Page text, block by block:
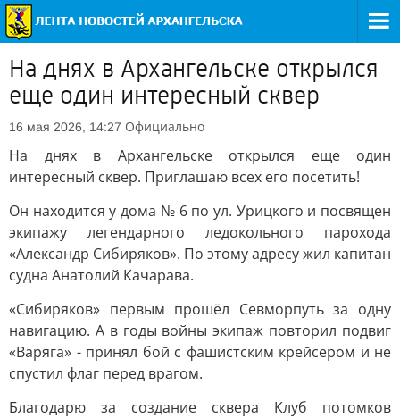
На днях в Архангельске открылся
еще один интересный сквер
16 мая 2026, 14:27 Официально
На днях в Архангельске открылся еще один
интересный сквер. Приглашаю всех его посетить!
Он находится у дома № 6 по ул. Урицкого и посвящен
экипажу легендарного ледокольного парохода
«Александр Сибиряков». По этому адресу жил капитан
судна Анатолий Качарава.
«Сибиряков» первым прошёл Севморпуть за одну
навигацию. А в годы войны экипаж повторил подвиг
«Варяга» - принял бой с фашистским крейсером и не
спустил флаг перед врагом.
Благодарю за создание сквера Клуб потомков